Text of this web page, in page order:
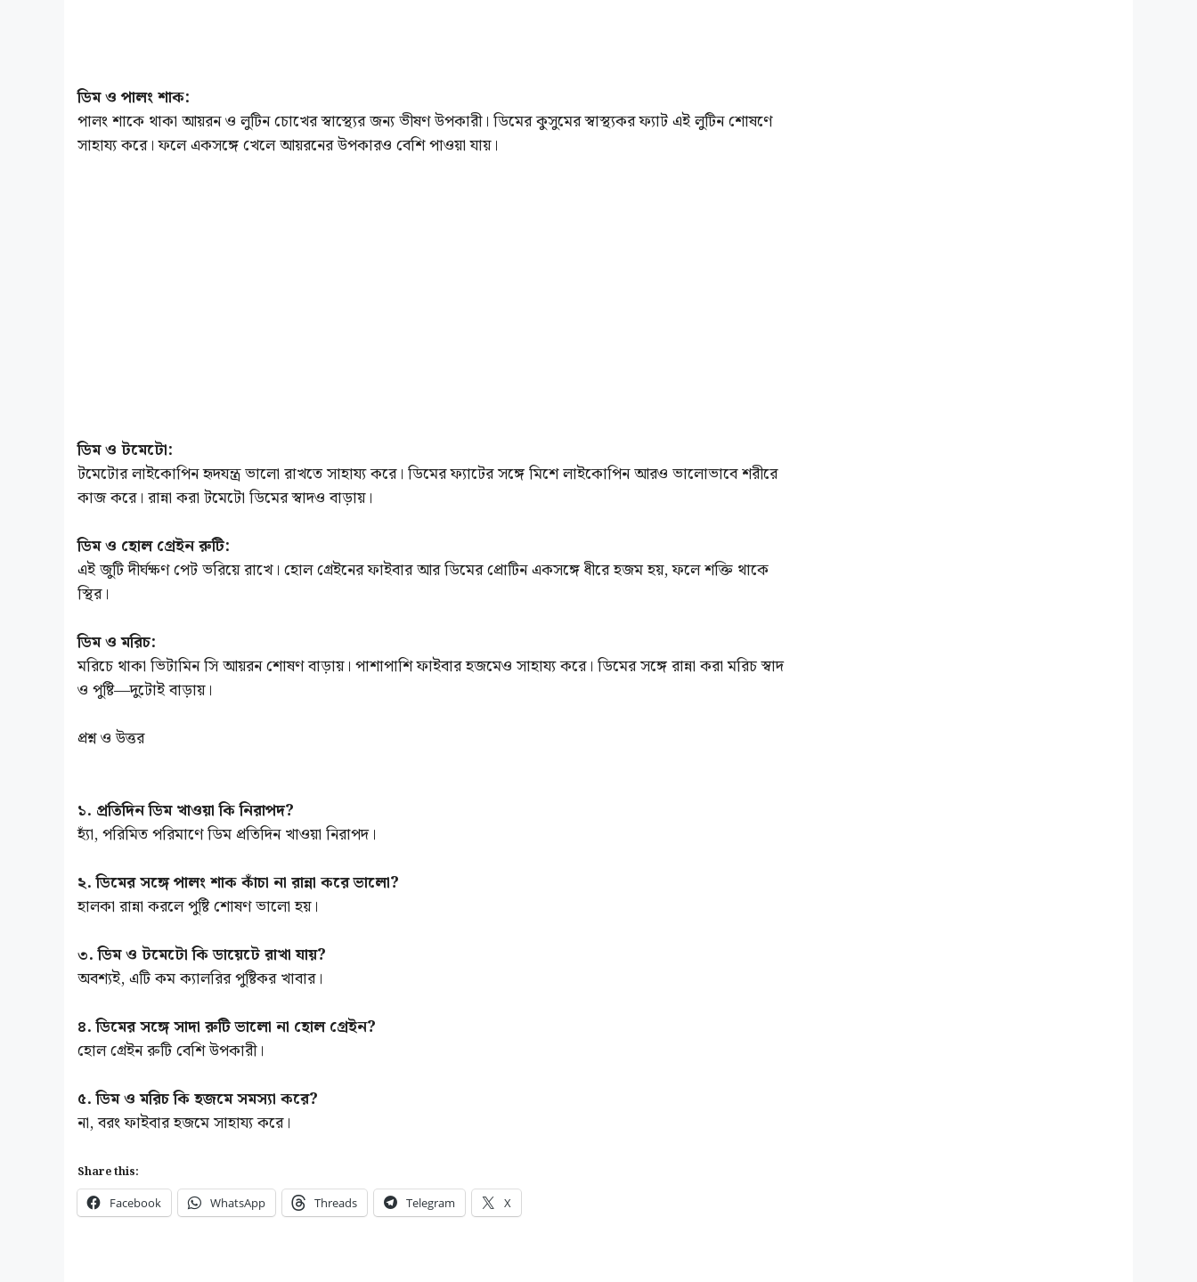
ডিম ও পালং শাক:
পালং শাকে থাকা আয়রন ও লুটিন চোখের স্বাস্থ্যের জন্য ভীষণ উপকারী। ডিমের কুসুমের স্বাস্থ্যকর ফ্যাট এই লুটিন শোষণে
সাহায্য করে। ফলে একসঙ্গে খেলে আয়রনের উপকারও বেশি পাওয়া যায়।
ডিম ও টমেটো:
টমেটোর লাইকোপিন হৃদযন্ত্র ভালো রাখতে সাহায্য করে। ডিমের ফ্যাটের সঙ্গে মিশে লাইকোপিন আরও ভালোভাবে শরীরে
কাজ করে। রান্না করা টমেটো ডিমের স্বাদও বাড়ায়।
ডিম ও হোল গ্রেইন রুটি:
এই জুটি দীর্ঘক্ষণ পেট ভরিয়ে রাখে। হোল গ্রেইনের ফাইবার আর ডিমের প্রোটিন একসঙ্গে ধীরে হজম হয়, ফলে শক্তি থাকে
স্থির।
ডিম ও মরিচ:
মরিচে থাকা ভিটামিন সি আয়রন শোষণ বাড়ায়। পাশাপাশি ফাইবার হজমেও সাহায্য করে। ডিমের সঙ্গে রান্না করা মরিচ স্বাদ
ও পুষ্টি—দুটোই বাড়ায়।
প্রশ্ন ও উত্তর
১. প্রতিদিন ডিম খাওয়া কি নিরাপদ?
হ্যাঁ, পরিমিত পরিমাণে ডিম প্রতিদিন খাওয়া নিরাপদ।
২. ডিমের সঙ্গে পালং শাক কাঁচা না রান্না করে ভালো?
হালকা রান্না করলে পুষ্টি শোষণ ভালো হয়।
৩. ডিম ও টমেটো কি ডায়েটে রাখা যায়?
অবশ্যই, এটি কম ক্যালরির পুষ্টিকর খাবার।
৪. ডিমের সঙ্গে সাদা রুটি ভালো না হোল গ্রেইন?
হোল গ্রেইন রুটি বেশি উপকারী।
৫. ডিম ও মরিচ কি হজমে সমস্যা করে?
না, বরং ফাইবার হজমে সাহায্য করে।
Share this:
Facebook WhatsApp Threads Telegram X